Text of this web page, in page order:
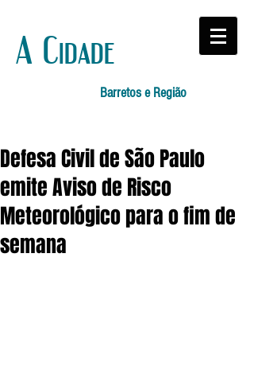
A Cidade
Barretos e Região
Defesa Civil de São Paulo
emite Aviso de Risco
Meteorológico para o fim de
semana